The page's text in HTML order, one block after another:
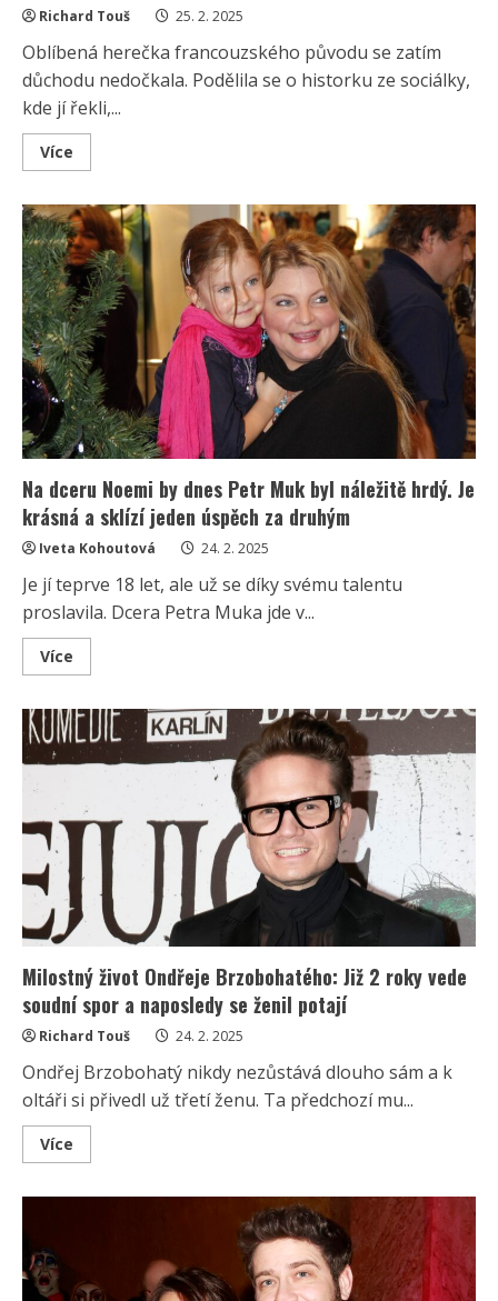
Richard Touš 25. 2. 2025
Oblíbená herečka francouzského původu se zatím
důchodu nedočkala. Podělila se o historku ze sociálky,
kde jí řekli,...
Více
more
herečka
Chantal
Poullain
musí
ještě
téměř
20
let
pracovat,
aby
dostala
důchod
Na dceru Noemi by dnes Petr Muk byl náležitě hrdý. Je
krásná a sklízí jeden úspěch za druhým
Iveta Kohoutová 24. 2. 2025
Je jí teprve 18 let, ale už se díky svému talentu
proslavila. Dcera Petra Muka jde v...
Více
more
dceru
Noemi
by
dnes
byl
náležitě
hrdý.
Je
krásná
a
sklízí
jeden
úspěch
druhým
Milostný život Ondřeje Brzobohatého: Již 2 roky vede
soudní spor a naposledy se ženil potají
Richard Touš 24. 2. 2025
Ondřej Brzobohatý nikdy nezůstává dlouho sám a k
oltáři si přivedl už třetí ženu. Ta předchozí mu...
Více
more
roky